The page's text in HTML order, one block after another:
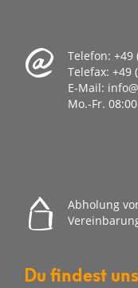
Telefon: +49
Telefax: +49
E-Mail:
Mo.-Fr. 08
Abholung
Du findest